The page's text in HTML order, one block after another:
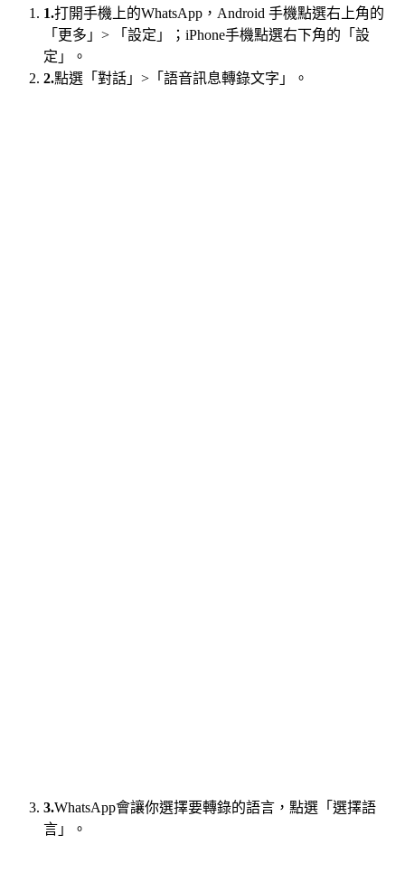
1.打開手機上的WhatsApp，Android 手機點選右上角的
「更多」> 「設定」；iPhone手機點選右下角的「設
定」。
2.點選「對話」>「語音訊息轉錄文字」。
3.WhatsApp會讓你選擇要轉錄的語言，點選「選擇語
言」。